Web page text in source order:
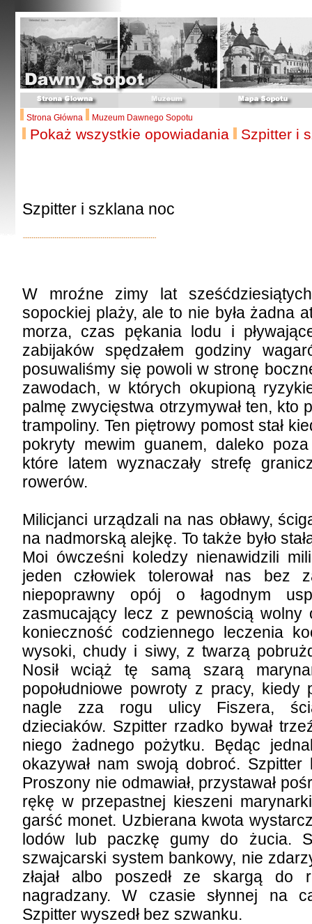
Strona Główna Muzeum Dawnego Sopotu
Pokaż wszystkie opowiadania Szpitter i
Szpitter i szklana noc
W mroźne zimy lat
sopockiej plaży, ale to nie była żadna
morza, czas pękania lodu i
zabijaków spędzałem godziny
posuwaliśmy się powoli w stronę
zawodach, w których okupioną
palmę zwycięstwa otrzymywał ten, kto
trampoliny. Ten piętrowy pomost stał
pokryty mewim guanem, daleko
które latem wyznaczały strefę
rowerów.
Milicjanci urządzali na nas obławy,
na nadmorską alejkę. To także było
Moi ówcześni koledzy nienawidzili
jeden człowiek tolerował nas bez
niepoprawny opój o łagodnym
zasmucający lecz z pewnością
konieczność codziennego leczenia
wysoki, chudy i siwy, z twarzą
Nosił wciąż tę samą szarą
popołudniowe powroty z pracy, kiedy
nagle zza rogu ulicy Fiszera,
dzieciaków. Szpitter rzadko bywał
niego żadnego pożytku. Będąc
okazywał nam swoją dobroć. Szpitter
Proszony nie odmawiał, przystawał
rękę w przepastnej kieszeni
garść monet. Uzbierana kwota
lodów lub paczkę gumy do żucia.
szwajcarski system bankowy, nie
złajał albo poszedł ze skargą do
nagradzany. W czasie słynnej na
Szpitter wyszedł bez szwanku.